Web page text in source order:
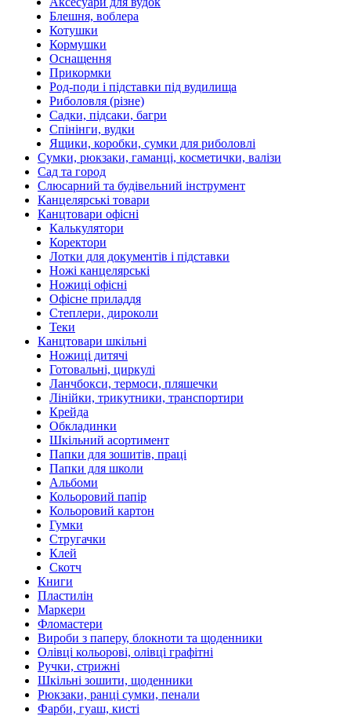
Блешня, воблера
Котушки
Кормушки
Оснащення
Прикормки
Род-поди і підставки під вудилища
Риболовля (різне)
Садки, підсаки, багри
Спінінги, вудки
Ящики, коробки, сумки для риболовлі
Сумки, рюкзаки, гаманці, косметички, валізи
Сад та город
Слюсарний та будівельний інструмент
Канцелярські товари
Канцтовари офісні
Калькулятори
Коректори
Лотки для документів і підставки
Ножі канцелярські
Ножиці офісні
Офісне приладдя
Степлери, дироколи
Теки
Канцтовари шкільні
Ножиці дитячі
Готовальні, циркулі
Ланчбокси, термоси, пляшечки
Лінійки, трикутники, транспортири
Крейда
Обкладинки
Шкільний асортимент
Папки для зошитів, праці
Папки для школи
Альбоми
Кольоровий папір
Кольоровий картон
Гумки
Стругачки
Клей
Скотч
Книги
Пластилін
Маркери
Фломастери
Вироби з паперу, блокноти та щоденники
Олівці кольорові, олівці графітні
Ручки, стрижні
Шкільні зошити, щоденники
Рюкзаки, ранці сумки, пенали
Фарби, гуаш, кисті